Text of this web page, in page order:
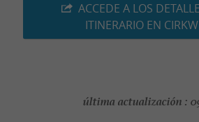
ACCEDE A LOS
ITINERARIO EN
última actualización :